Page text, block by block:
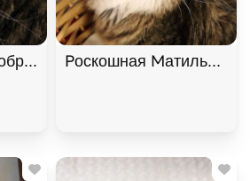
руки, Двухцветный,
Роскошная Матильда в